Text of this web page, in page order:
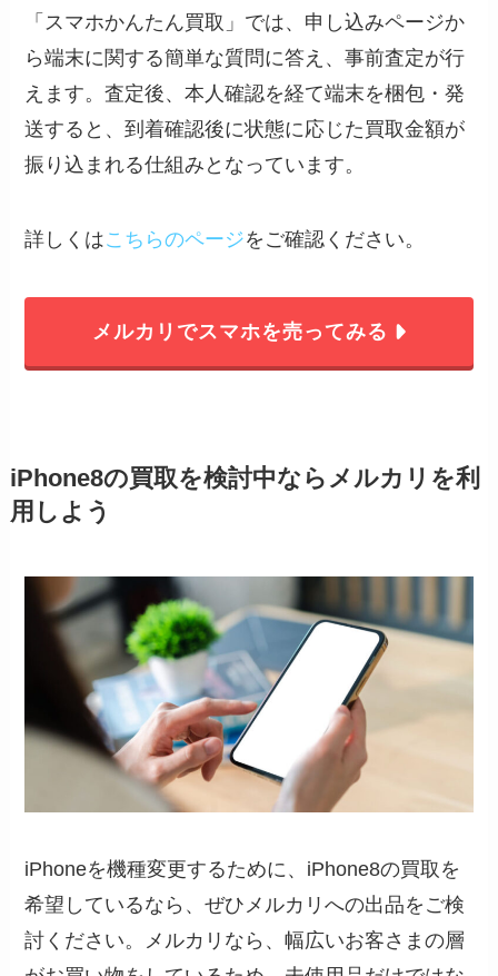
「スマホかんたん買取」では、申し込みページか
ら端末に関する簡単な質問に答え、事前査定が行
えます。査定後、本人確認を経て端末を梱包・発
送すると、到着確認後に状態に応じた買取金額が
振り込まれる仕組みとなっています。
詳しくはこちらのページをご確認ください。
メルカリでスマホを売ってみる
iPhone8の買取を検討中ならメルカリを利
用しよう
iPhoneを機種変更するために、iPhone8の買取を
希望しているなら、ぜひメルカリへの出品をご検
討ください。メルカリなら、幅広いお客さまの層